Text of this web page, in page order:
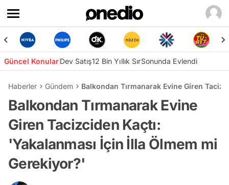
Güncel KonularDev Satış12 Bin Yıllık SırSonunda Evlendi
Haberler Gündem Balkondan Tırmanarak Evine Giren
Balkondan Tırmanarak Evine
Giren Tacizciden Kaçtı:
'Yakalanması İçin İlla Ölmem mi
Gerekiyor?'